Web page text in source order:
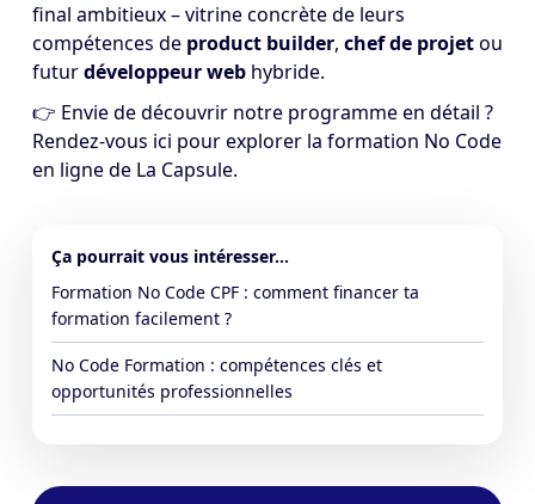
Ça pourrait vous intéresser...
Formation No Code CPF : comment financer ta
formation facilement ?
No Code Formation : compétences clés et
opportunités professionnelles
final ambitieux – vitrine concrète de leurs
compétences de product builder, chef de projetou
futurdéveloppeur webhybride.
👉 Envie de découvrir notre programme en détail ?
Rendez-vous ici pour explorer la formation No Code
en ligne de La Capsule.